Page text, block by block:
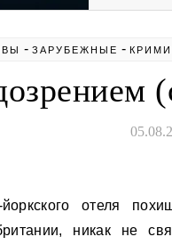
- ЗАРУБЕЖНЫЕ -
никак не